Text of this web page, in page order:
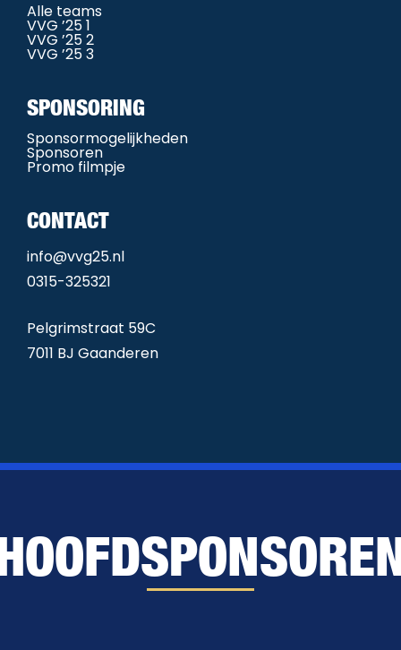
Alle teams
VVG ’25 1
VVG ’25 2
VVG ’25 3
SPONSORING
Sponsormogelijkheden
Sponsoren
Promo filmpje
CONTACT
info@vvg25.nl
0315-325321
Pelgrimstraat 59C
7011 BJ Gaanderen